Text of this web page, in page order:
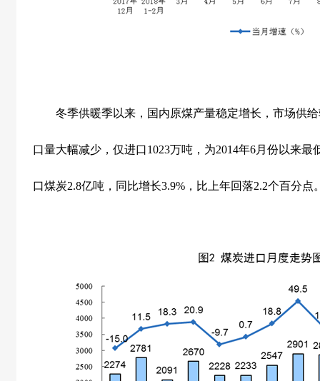
冬季供暖季以来，国内原煤产量稳定增长，市场供给
口量大幅减少，仅进口1023万吨，为2014年6月份以来最
口煤炭2.8亿吨，同比增长3.9% ，比上年回落2.2个百分点